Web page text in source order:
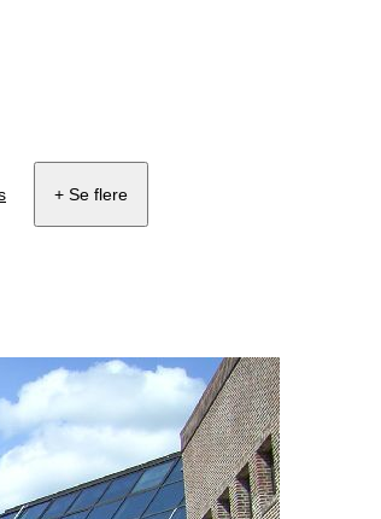
+ Se flere